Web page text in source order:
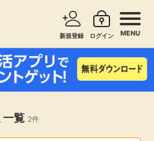
新規登録 ログイン MENU
ショッピングで探す
ー
覧 2件